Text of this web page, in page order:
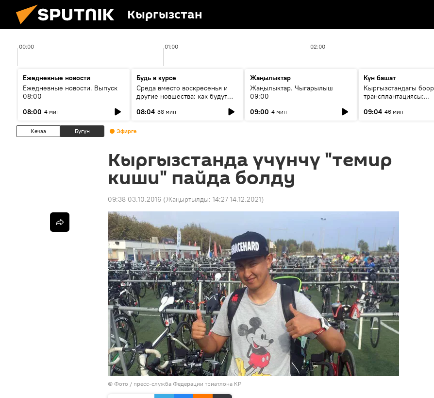
Кыргызстан
00:00 01:00 02:00
Ежедневные новости
Ежедневные новости. Выпуск
08:00
08:00 4 мин
Будь в курсе
Среда вместо воскресенья и
другие новшества: как будут
08:04 38 мин
Жаңылыктар
Жаңылыктар. Чыгарылыш
09:00
09:00 4 мин
Күн башат
Кыргызстандагы боор
трансплантациясы:
келечеги
09:04 46 мин
Кечээ Бүгүн Эфирге
Кыргызстанда үчүнчү "темир
киши" пайда болду
09:38 03.10.2016 (Жаңыртылды: 14:27 14.12.2021)
© Фото / пресс-служба Федерации триатлона КР